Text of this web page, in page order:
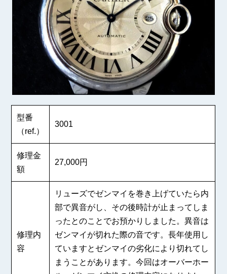
型番
（ref.）
3001
修理金
額
27,000円
修理内
容
リューズでゼンマイを巻き上げていたら内
部で異音がし、その後時計が止まってしま
ったとのことでお預かりしました。異音は
ゼンマイが切れた際の音です。長年使用し
ていますとゼンマイの劣化により切れてし
まうことがあります。今回はオーバーホー